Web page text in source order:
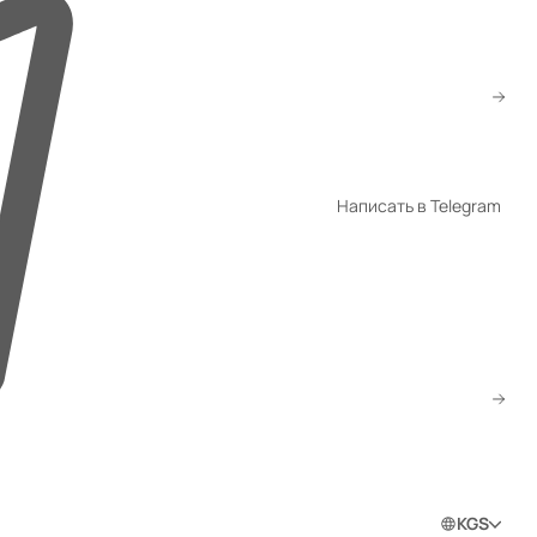
Написать в Telegram
KGS